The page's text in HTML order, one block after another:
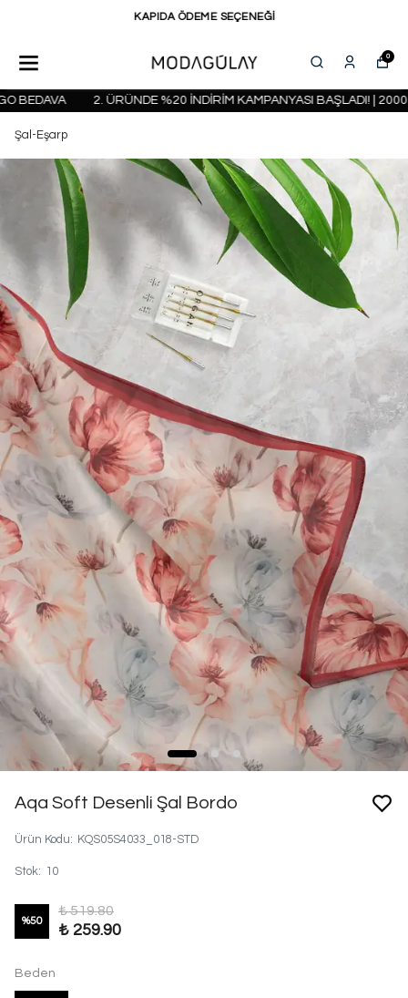
KAPIDA ÖDEME SEÇENEĞİ
0
2. ÜRÜNDE %20 İNDİRİM KAMPANYASI BAŞLADI! | 2000 TL
Şal-Eşarp
Aqa Soft Desenli Şal Bordo
Ürün Kodu: KQS05S4033_018-STD
Stok: 10
%50
₺ 519.80
₺ 259.90
Beden